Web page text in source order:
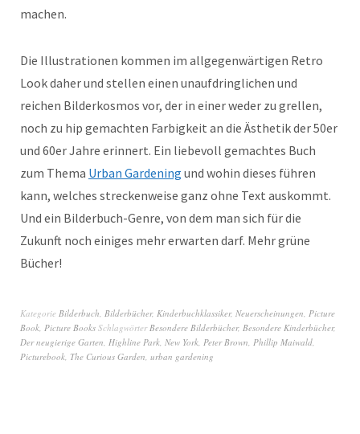
machen.
Die Illustrationen kommen im allgegenwärtigen Retro
Look daher und stellen einen unaufdringlichen und
reichen Bilderkosmos vor, der in einer weder zu grellen,
noch zu hip gemachten Farbigkeit an die Ästhetik der 50er
und 60er Jahre erinnert. Ein liebevoll gemachtes Buch
zum Thema Urban Gardening und wohin dieses führen
kann, welches streckenweise ganz ohne Text auskommt.
Und ein Bilderbuch-Genre, von dem man sich für die
Zukunft noch einiges mehr erwarten darf. Mehr grüne
Bücher!
Kategorie Bilderbuch, Bilderbücher, Kinderbuchklassiker, Neuerscheinungen, Picture
Book, Picture Books SchlagwörterBesondere Bilderbücher, Besondere Kinderbücher,
Der neugierige Garten, Highline Park, New York, Peter Brown, Phillip Maiwald,
Picturebook, The Curious Garden, urban gardening